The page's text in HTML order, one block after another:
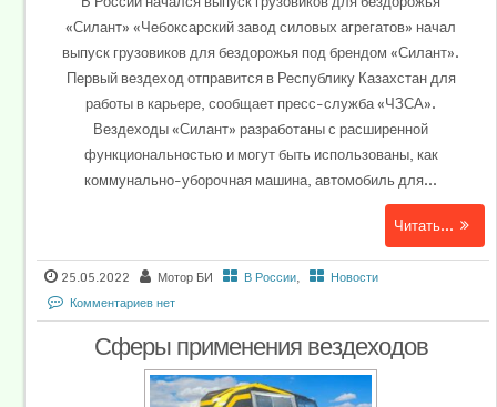
«Силант» «Чебоксарский завод силовых агрегатов» начал
выпуск грузовиков для бездорожья под брендом «Силант».
Первый вездеход отправится в Республику Казахстан для
работы в карьере, сообщает пресс-служба «ЧЗСА».
Вездеходы «Силант» разработаны с расширенной
функциональностью и могут быть использованы, как
коммунально-уборочная машина, автомобиль для...
Читать...
25.05.2022 Мотор БИ В России,
Новости
Комментариев нет
Сферы применения вездеходов